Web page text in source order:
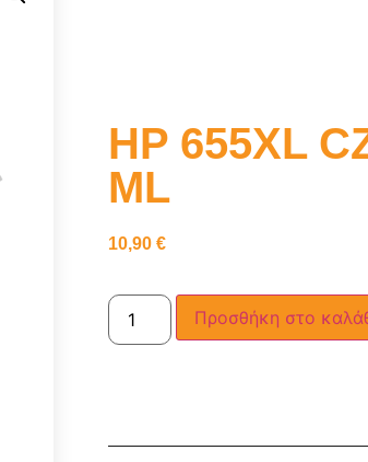
HP 655XL
ML
10,90 €
Προσθήκη στο